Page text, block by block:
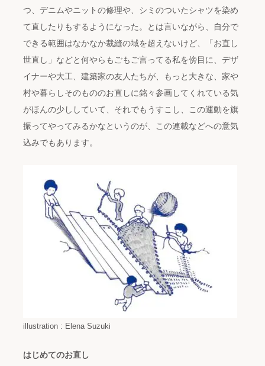
つ、デニムやニットの修理や、シミのついたシャツを染め
て直したりもするようになった。とは言いながら、自分で
できる範囲はなかなか裁縫の域を超えないけど、「お直し
世直し」などと何やらもごもご言ってる私を傍目に、デザ
イナーや大工、建築家の友人たちが、もっと大きな、家や
村や暮らしそのもののお直しに銘々参画してくれている気
がほんの少ししていて、それでもうすこし、この運動を旗
振ってやってみるかなというのが、この連載などへの意気
込みでもあります。
illustration : Elena Suzuki
はじめてのお直し